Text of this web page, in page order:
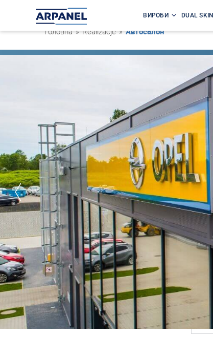
ВИРОБИ DUAL SKIN
Головна » Realizacje »Автосалон